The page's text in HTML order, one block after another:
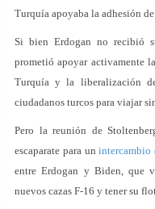
Turquía apoyaba la adhesión
Si bien Erdogan no recibió
prometió apoyar activamente
Turquía y la liberalización
ciudadanos turcos para viajar
Pero la reunión de
escaparate para unintercambio
entre Erdogan y Biden, que
nuevos cazas F-16 y tener su